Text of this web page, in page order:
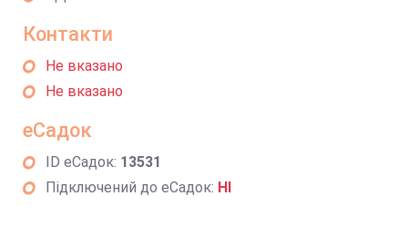
Контакти
Не вказано
Не вказано
еСадок
ID еСадок: 13531
Підключений до еСадок: НІ